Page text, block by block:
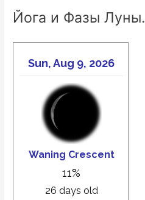
Йога и Фазы Луны.